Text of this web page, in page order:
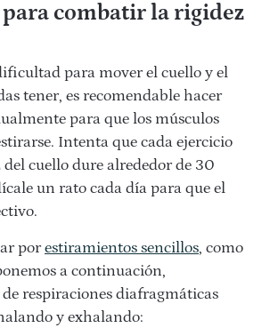
combatir la rigidez
para mover el cuello y el
tener, es recomendable hacer
para que los músculos
Intenta que cada ejercicio
cuello dure alrededor de 30
un rato cada día para que el
porestiramientos sencillos, como
a continuación,
respiraciones diafragmáticas
y exhalando: